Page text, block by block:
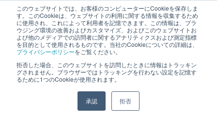
このウェブサイトでは、お客様のコンピューターにCookieを保存しま
す。このCookieは、ウェブサイトの利用に関する情報を収集するため
に使用され、これによって利用者を記憶できます。この情報は、ブラ
ウジング環境の改善およびカスタマイズ、およびこのウェブサイトお
よび他のメディアでの訪問者に関するアナリティクスおよび測定指標
を目的として使用されるものです。当社のCookieについての詳細は、
プライバシーポリシーをご覧ください。
拒否した場合、このウェブサイトを訪問したときに情報はトラッキン
グされません。ブラウザーではトラッキングを行わない設定を記憶す
るために1つのCookieが使用されます。
承認 拒否
JP｜EN